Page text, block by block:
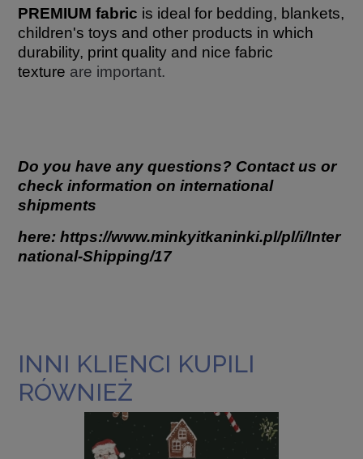
PREMIUM fabric is ideal for bedding, blankets,
children's toys and other products in which
durability, print quality and nice fabric
texture are important.
Do you have any questions? Contact us or
check information on international
shipments
here: https://www.minkyitkaninki.pl/pl/i/Inter
national-Shipping/17
INNI KLIENCI KUPILI
RÓWNIEŻ